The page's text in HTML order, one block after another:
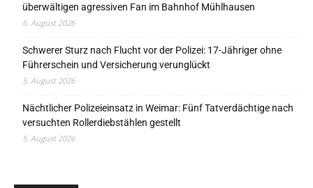
überwältigen agressiven Fan im Bahnhof Mühlhausen
6. August 2026
Schwerer Sturz nach Flucht vor der Polizei: 17-Jähriger ohne
Führerschein und Versicherung verunglückt
5. August 2026
Nächtlicher Polizeieinsatz in Weimar: Fünf Tatverdächtige nach
versuchten Rollerdiebstählen gestellt
5. August 2026